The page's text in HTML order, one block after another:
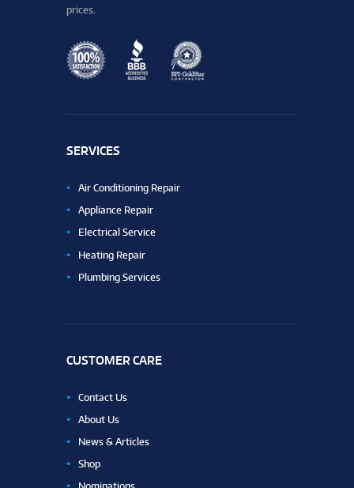
prices.
SERVICES
Air Conditioning Repair
Appliance Repair
Electrical Service
Heating Repair
Plumbing Services
CUSTOMER CARE
Contact Us
About Us
News & Articles
Shop